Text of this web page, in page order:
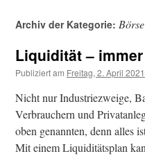
Archiv der Kategorie: Börse
Liquidität –
Publiziert am Freitag, 2. April 2021
Nicht nur Industriezweige,
Verbrauchern und
oben genannten, denn alles
Mit einem Liquiditätsplan